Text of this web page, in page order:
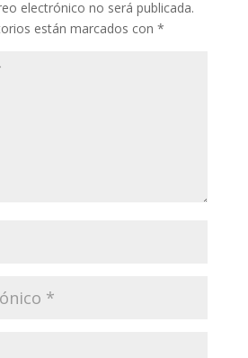
electrónico no será publicada.
están marcados con *